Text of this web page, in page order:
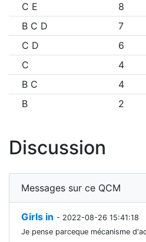
C E
8
B C D
7
C D
6
C
4
B C
4
B
2
Discussion
Messages sur ce QCM
Girls in - 2022-08-26 15:41:18
Je pense parceque mécanisme